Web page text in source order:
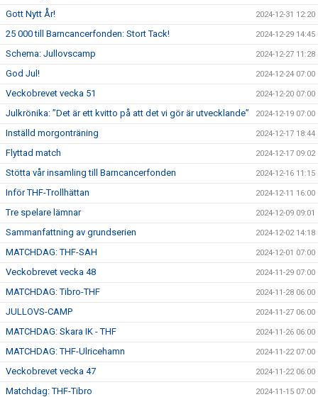
Gott Nytt År! 2024-12-31 12:20
25 000 till Barncancerfonden: Stort Tack! 2024-12-29 14:45
Schema: Jullovscamp 2024-12-27 11:28
God Jul! 2024-12-24 07:00
Veckobrevet vecka 51 2024-12-20 07:00
Julkrönika: ”Det är ett kvitto på att det vi gör är utvecklande” 2024-12-19 07:00
Inställd morgonträning 2024-12-17 18:44
Flyttad match 2024-12-17 09:02
Stötta vår insamling till Barncancerfonden 2024-12-16 11:15
Inför THF-Trollhättan 2024-12-11 16:00
Tre spelare lämnar 2024-12-09 09:01
Sammanfattning av grundserien 2024-12-02 14:18
MATCHDAG: THF-SAH 2024-12-01 07:00
Veckobrevet vecka 48 2024-11-29 07:00
MATCHDAG: Tibro-THF 2024-11-28 06:00
JULLOVS-CAMP 2024-11-27 06:00
MATCHDAG: Skara IK - THF 2024-11-26 06:00
MATCHDAG: THF-Ulricehamn 2024-11-22 07:00
Veckobrevet vecka 47 2024-11-22 06:00
Matchdag: THF-Tibro 2024-11-15 07:00